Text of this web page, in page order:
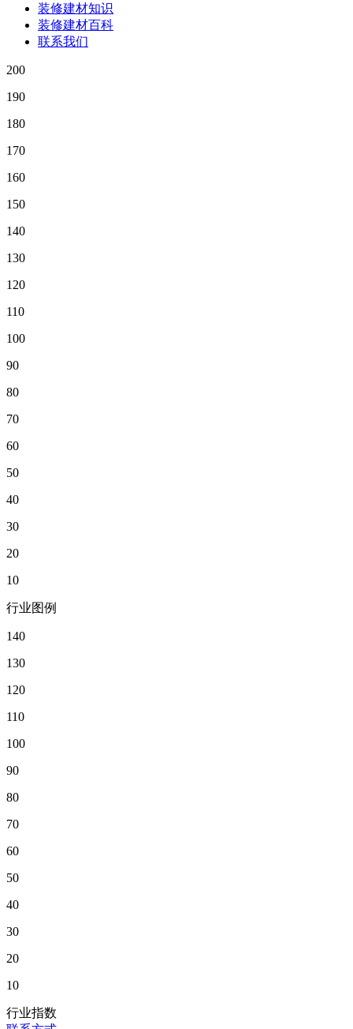
装修建材知识
装修建材百科
联系我们
200
190
180
170
160
150
140
130
120
110
100
90
80
70
60
50
40
30
20
10
行业图例
140
130
120
110
100
90
80
70
60
50
40
30
20
10
行业指数